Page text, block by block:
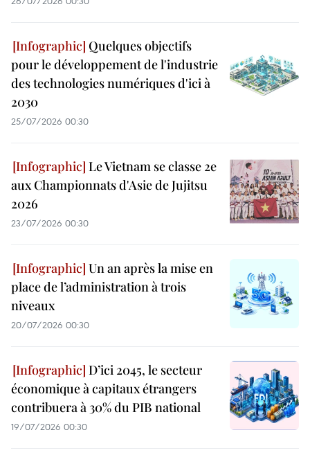
Quelques objectifs
pour le développement de l'industrie
des technologies numériques d'ici à
2030
25/07/2026 00:30
Le Vietnam se classe 2e
aux Championnats d'Asie de Jujitsu
2026
23/07/2026 00:30
Un an après la mise en
place de l’administration à trois
niveaux
20/07/2026 00:30
D’ici 2045, le secteur
économique à capitaux étrangers
contribuera à 30% du PIB national
19/07/2026 00:30